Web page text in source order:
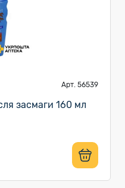
Арт. 56539
засмаги 160 мл